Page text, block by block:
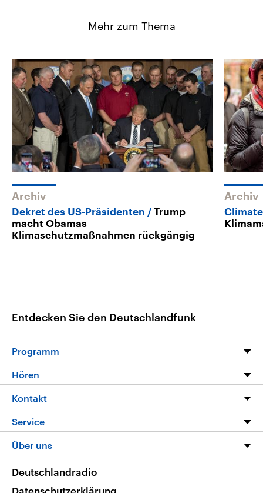
Mehr zum Thema
Archiv
Dekret des US-Präsidenten
Trump
macht Obamas
Klimaschutzmaßnahmen rückgängig
Archiv
Entdecken Sie den Deutschlandfunk
Programm
Programm
Die Nachrichten
Nachrichtenleicht
Neue Beiträge auf dlf.de
Hören
Livestream
Podcasts
Deutschlandfunk App
Nachrichten App
Frequenzen
Kontakt
Hörerservice
Service
FAQ
Veranstaltungen
Über uns
Deutschlandradio
Datenschutzerklärung